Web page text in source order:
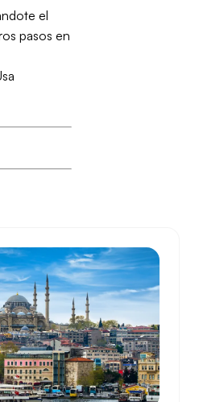
el
pasos en